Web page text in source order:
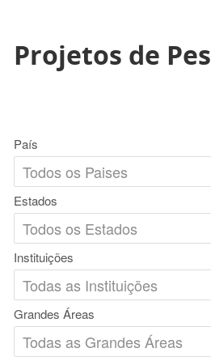
Projetos de
País
Estados
Instituições
Grandes Áreas